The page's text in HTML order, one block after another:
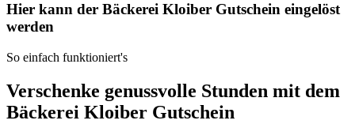
Hier kann der Bäckerei Kloiber Gutschein eingelöst
werden
So einfach funktioniert's
Verschenke genussvolle Stunden mit dem
Bäckerei Kloiber Gutschein